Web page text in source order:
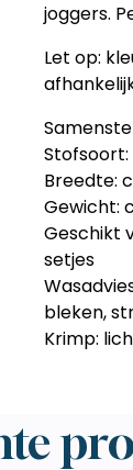
joggers.
Let op:
Breedte:
Gewicht:
Geschikt
setjes
bleken,
Krimp: